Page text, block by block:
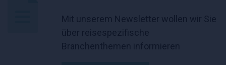
Mit unserem Newsletter wollen wir Sie
über reisespezifische
Branchenthemen informieren